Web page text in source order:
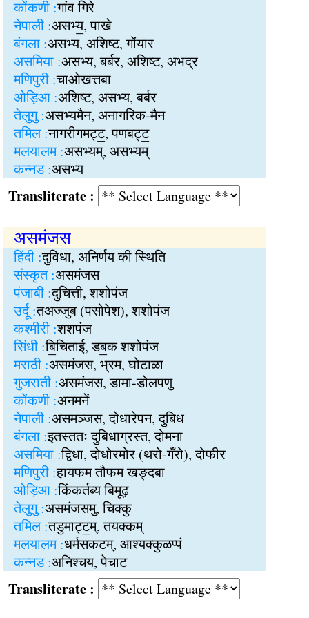
कोंकणी :गांव गिरे
नेपाली :असभ्य॒, पाखे
बंगला :असभ्य, अशिष्ट, गोंयार
असमिया :असभ्य, बर्बर, अशिष्ट, अभद्र
मणिपुरी :चाओखत्तबा
ओड़िआ :अशिष्ट, असभ्य, बर्बर
तेलुगु :असभ्यमैन, अनागरिक-मैन
तमिल :नागरीगमट्‍ट॒, पणबट्‍ट॒
मलयालम :असभ्यम्, असभ्यम्
कन्नड :असभ्य
:
असमंजस
हिंदी :दुविधा, अनिर्णय की स्थिति
संस्कृत :असमंजस
पंजाबी :दुचित्ती, शशोपंज
उर्दू :तअज्जुब (पसोपेश), शशोपंज
कश्मीरी :शशपंज
सिंधी :बि॒चिताई, डब॒क शशोपंज
मराठी :असमंजस, भ्रम, घोटाळा
गुजराती :असमंजस, डामा-डोलपणु
कोंकणी :अनमनें
नेपाली :असमञ्जस, दोधारेपन, दुबिध
बंगला :इतस्ततः दुबिधाग्रस्त, दोमना
असमिया :द्विधा, दोधोरमोर (थरो-गँरो), दोफीर
मणिपुरी :हायफम तौफम खङ्दबा
ओड़िआ :किंकर्तब्य बिमूढ़
तेलुगु :असमंजसमु, चिक्कु
तमिल :तडुमाट्‍ट॒म्, तयक्कम्
मलयालम :धर्मसकटम्, आश्यक्कुळप्पं
कन्नड :अनिश्चय, पेचाट
: